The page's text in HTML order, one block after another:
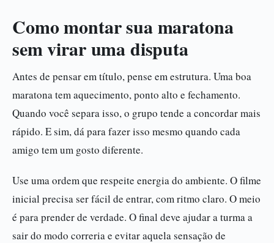
Como montar sua maratona
sem virar uma disputa
Antes de pensar em título, pense em estrutura. Uma boa
maratona tem aquecimento, ponto alto e fechamento.
Quando você separa isso, o grupo tende a concordar mais
rápido. E sim, dá para fazer isso mesmo quando cada
amigo tem um gosto diferente.
Use uma ordem que respeite energia do ambiente. O filme
inicial precisa ser fácil de entrar, com ritmo claro. O meio
é para prender de verdade. O final deve ajudar a turma a
sair do modo correria e evitar aquela sensação de